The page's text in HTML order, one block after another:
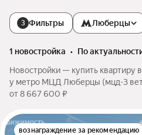
3 Фильтры Люберцы
1 новостройка •
по
Новостройки — купить квартиру
у метро МЦД Люберцы (мцд-3
от 8 667 600 ₽
вознаграждение за рекомендацию